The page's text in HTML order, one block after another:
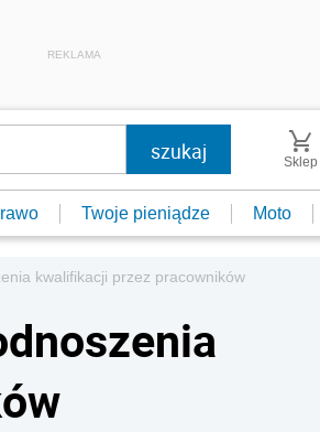
REKLAMA
Sklep
Twoje pieniądze Moto
kwalifikacji przez pracowników